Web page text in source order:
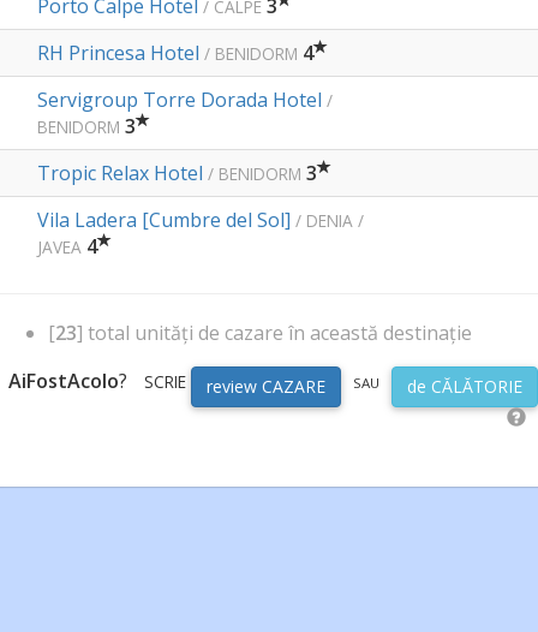
Porto Calpe Hotel / CALPE 3
RH Princesa Hotel / BENIDORM 4
Servigroup Torre Dorada Hotel /
BENIDORM 3
Tropic Relax Hotel / BENIDORM 3
Vila Ladera [Cumbre del Sol] / DENIA /
JAVEA 4
[23] total unități de cazare în această destinație
AiFostAcolo? SCRIE review CAZARE SAU de CĂLĂTORIE